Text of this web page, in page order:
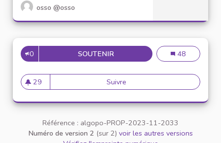
osso @osso
0 SOUTENIRCRÉATION DE BOÎTE À
Création de
48
29
29 abonnés
Suivre Création de boîte à
Référence : algopo-PROP-2023-11-2033
Numéro de version 2 (sur 2) voir les autres versions